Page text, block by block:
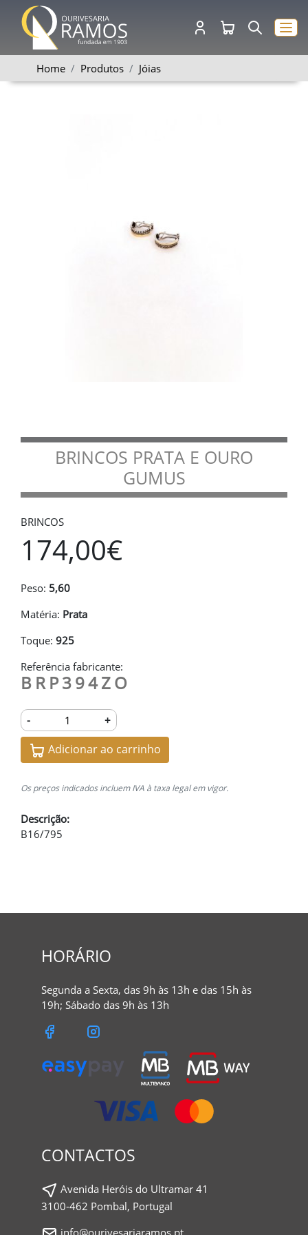
Home Produtos Jóias
BRINCOS PRATA E OURO
GUMUS
BRINCOS
174,00€
Peso: 5,60
Matéria: Prata
Toque: 925
Referência fabricante:
BRP394ZO
- +
Adicionar ao carrinho
Os preços indicados incluem IVA à taxa legal em vigor.
Descrição:
B16/795
HORÁRIO
Segunda a Sexta, das 9h às 13h e das 15h às
19h; Sábado das 9h às 13h
CONTACTOS
Avenida Heróis do Ultramar 41
3100-462 Pombal, Portugal
info@ourivesariaramos.pt